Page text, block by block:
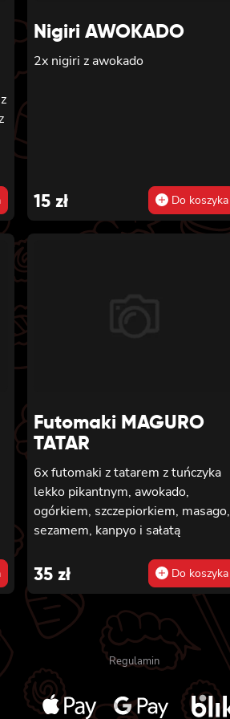
Nigiri AWOKADO
2x nigiri z awokado
15 zł Do koszyka
Futomaki MAGURO
TATAR
6x futomaki z tatarem z tuńczyka
lekko pikantnym, awokado,
ogórkiem, szczepiorkiem, masago,
sezamem, kanpyo i sałatą
35 zł Do koszyka
Regulamin